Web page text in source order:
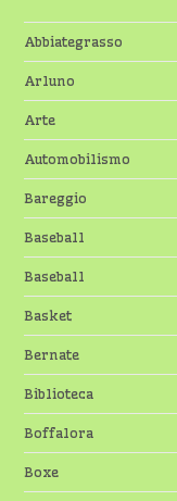
Abbiategrasso
Arluno
Arte
Automobilismo
Bareggio
Baseball
Baseball
Basket
Bernate
Biblioteca
Boffalora
Boxe